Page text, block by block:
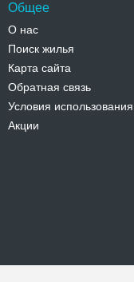
Общее
О нас
Поиск жилья
Карта сайта
Обратная связь
Условия использования
Акции